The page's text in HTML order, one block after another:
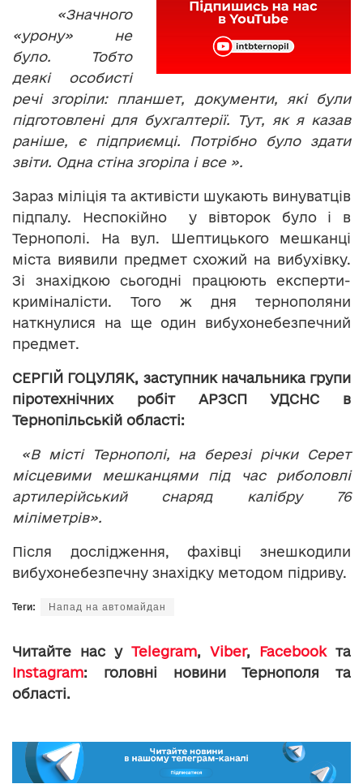
«Значного
«урону» не
було. Тобто
деякі особисті
речі згоріли: планшет, документи, які були
підготовлені для бухгалтерії. Тут, як я казав
раніше, є підприємці. Потрібно було здати
звіти. Одна стіна згоріла і все ».
Зараз міліція та активісти шукають винуватців
підпалу. Неспокійно у вівторок було і в
Тернополі. На вул. Шептицького мешканці
міста виявили предмет схожий на вибухівку.
Зі знахідкою сьогодні працюють експерти-
криміналісти. Того ж дня тернополяни
наткнулися на ще один вибухонебезпечний
предмет.
СЕРГІЙ ГОЦУЛЯК, заступник начальника групи
піротехнічних робіт АРЗСП УДСНС в
Тернопільській області:
«В місті Тернополі, на березі річки Серет
місцевими мешканцями під час риболовлі
артилерійський снаряд калібру 76
міліметрів».
Після дослідження, фахівці знешкодили
вибухонебезпечну знахідку методом підриву.
Теги: Напад на автомайдан
Читайте нас у Telegram, Viber, Facebookта
Instagram: головні новини Тернополя та
області.